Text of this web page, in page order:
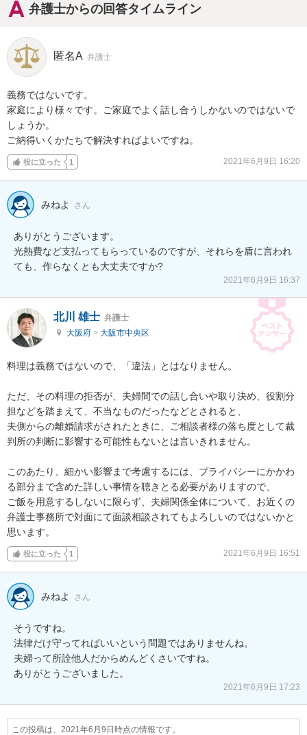
弁護士からの回答タイムライン
匿名A 弁護士
義務ではないです。
家庭により様々です。ご家庭でよく話し合うしかないのではないで
しょうか。
ご納得いくかたちで解決すればよいですね。
役に立った 1 2021年6月9日 16:20
みねよ さん
ありがとうございます。
光熱費など支払ってもらっているのですが、それらを盾に言われ
ても、作らなくとも大丈夫ですか?
2021年6月9日 16:37
北川 雄士 弁護士
大阪府 > 大阪市中央区
料理は義務ではないので、「違法」とはなりません。
ただ、その料理の拒否が、夫婦間での話し合いや取り決め、役割分
担などを踏まえて、不当なものだったなどとされると、
夫側からの離婚請求がされたときに、ご相談者様の落ち度として裁
判所の判断に影響する可能性もないとは言いきれません。
このあたり、細かい影響まで考慮するには、プライバシーにかかわ
る部分まで含めた詳しい事情を聴きとる必要がありますので、
ご飯を用意するしないに限らず、夫婦関係全体について、お近くの
弁護士事務所で対面にて面談相談されてもよろしいのではないかと
思います。
役に立った 1 2021年6月9日 16:51
みねよ さん
そうですね。
法律だけ守ってればいいという問題ではありませんね。
夫婦って所詮他人だからめんどくさいですね。
ありがとうございました。
2021年6月9日 17:23
この投稿は、2021年6月9日時点の情報です。